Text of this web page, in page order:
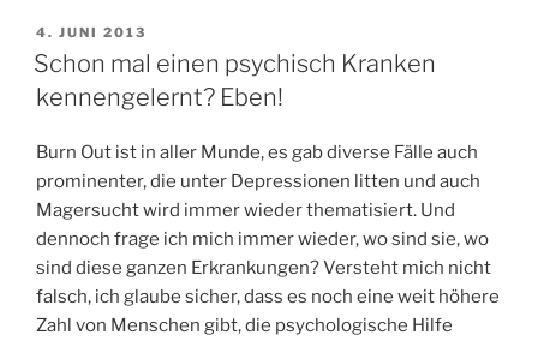
VERÖFFENTLICHT
AM
4. JUNI 2013
Schon mal einen psychisch Kranken
kennengelernt? Eben!
Burn Out ist in aller Munde, es gab diverse Fälle auch
prominenter, die unter Depressionen litten und auch
Magersucht wird immer wieder thematisiert. Und
dennoch frage ich mich immer wieder, wo sind sie, wo
sind diese ganzen Erkrankungen? Versteht mich nicht
falsch, ich glaube sicher, dass es noch eine weit höhere
Zahl von Menschen gibt, die psychologische Hilfe